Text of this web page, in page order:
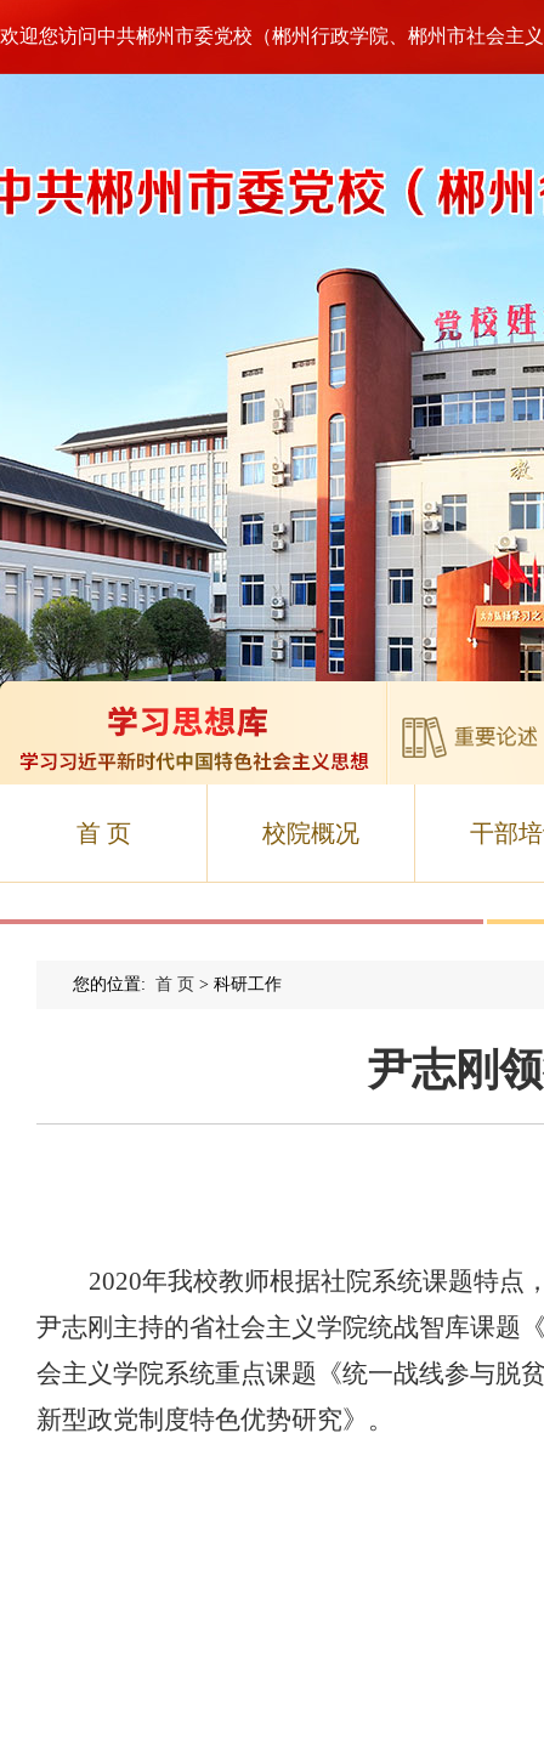
欢迎您访问中共郴州市委党校（郴州行政学院、郴州市社会主
首 页 校院概况 干部
您的位置: 首 页 > 科研工作
尹志刚
2020年我校教师根据社院系统课题特点
尹志刚主持的省社会主义学院统战智库课题
会主义学院系统重点课题《统一战线参与脱
新型政党制度特色优势研究》。